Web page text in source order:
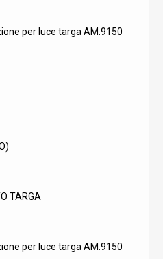
per luce targa AM.9150
TARGA
per luce targa AM.9150